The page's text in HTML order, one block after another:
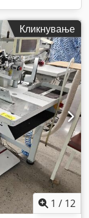
Кликнување
1 / 12